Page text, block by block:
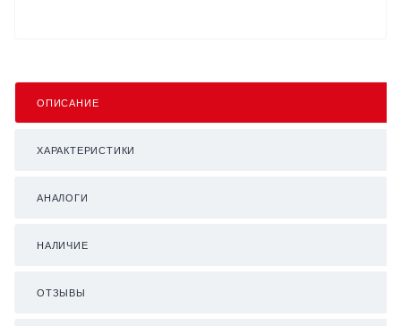
ОПИСАНИЕ
ХАРАКТЕРИСТИКИ
АНАЛОГИ
НАЛИЧИЕ
ОТЗЫВЫ